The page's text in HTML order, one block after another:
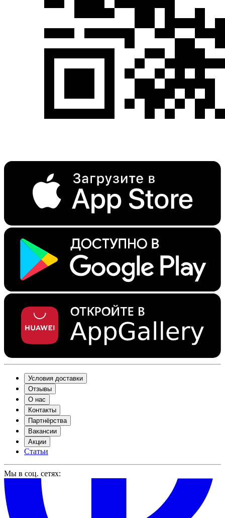
Условия доставки
Отзывы
О нас
Контакты
Партнёрства
Вакансии
Акции
Статьи
Мы в соц. сетях: